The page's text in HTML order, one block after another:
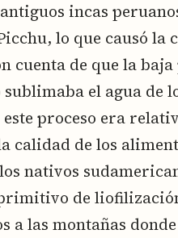
antiguos incas
lo que causó la
cuenta de que la
el agua de
proceso era
calidad de los
nativos
de
a las montañas